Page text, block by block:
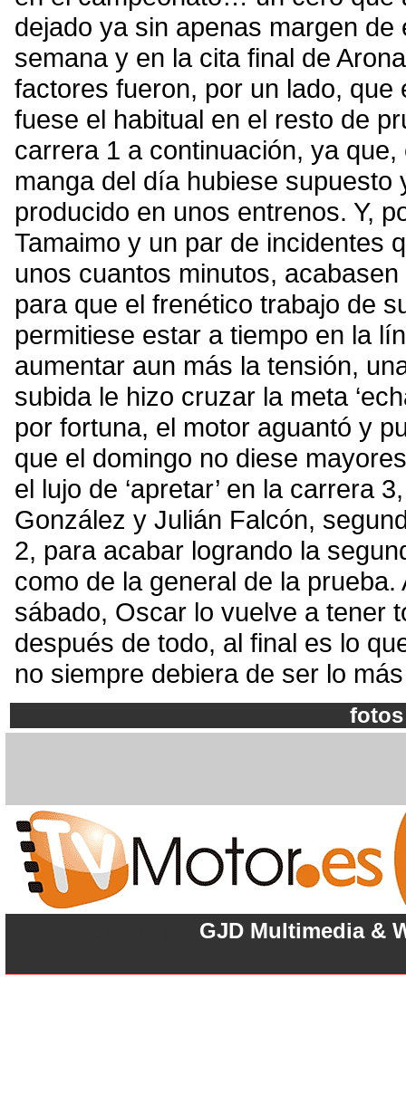
dejado ya sin apenas margen
semana y en la cita final de
factores fueron, por un lado,
fuese el habitual en el resto de
carrera 1 a continuación, ya
manga del día hubiese
producido en unos entrenos. Y,
Tamaimo y un par de incidentes
unos cuantos minutos,
para que el frenético trabajo de
permitiese estar a tiempo en la
aumentar aun más la tensión,
subida le hizo cruzar la meta
por fortuna, el motor aguantó y
que el domingo no diese
el lujo de ‘apretar’ en la carrera
González y Julián Falcón,
2, para acabar logrando la
como de la general de la prueba.
sábado, Oscar lo vuelve a tener
después de todo, al final es lo
no siempre debiera de ser lo
fotos
GJD Multimedia &